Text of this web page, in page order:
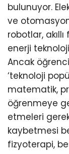
bulunuyor.
ve
robotlar,
enerji
Ancak
‘teknoloji
matematik,
öğrenmeye
etmeleri
kaybetmesi
fizyoterapi,